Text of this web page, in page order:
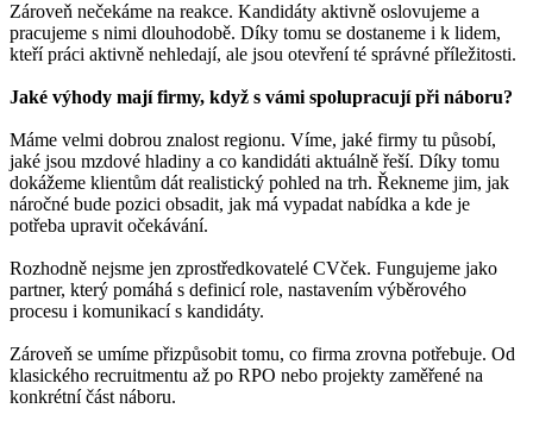
Zároveň nečekáme na reakce. Kandidáty aktivně oslovujeme a
pracujeme s nimi dlouhodobě. Díky tomu se dostaneme i k lidem,
kteří práci aktivně nehledají, ale jsou otevření té správné příležitosti.
Jaké výhody mají firmy, když s vámi spolupracují při náboru?
Máme velmi dobrou znalost regionu. Víme, jaké firmy tu působí,
jaké jsou mzdové hladiny a co kandidáti aktuálně řeší. Díky tomu
dokážeme klientům dát realistický pohled na trh. Řekneme jim, jak
náročné bude pozici obsadit, jak má vypadat nabídka a kde je
potřeba upravit očekávání.
Rozhodně nejsme jen zprostředkovatelé CVček. Fungujeme jako
partner, který pomáhá s definicí role, nastavením výběrového
procesu i komunikací s kandidáty.
Zároveň se umíme přizpůsobit tomu, co firma zrovna potřebuje. Od
klasického recruitmentu až po RPO nebo projekty zaměřené na
konkrétní část náboru.